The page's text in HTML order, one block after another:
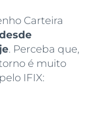
Carteira
. Perceba que,
é muito
IFIX: